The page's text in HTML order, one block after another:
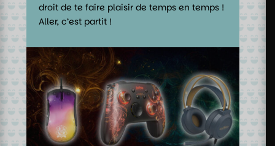
droit de te faire plaisir de temps en temps !
Aller, c’est partit !